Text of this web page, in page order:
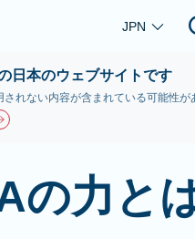
Skip to main
JPN
日本のウェブサイトです
されない内容が含まれている可能性が
の力と